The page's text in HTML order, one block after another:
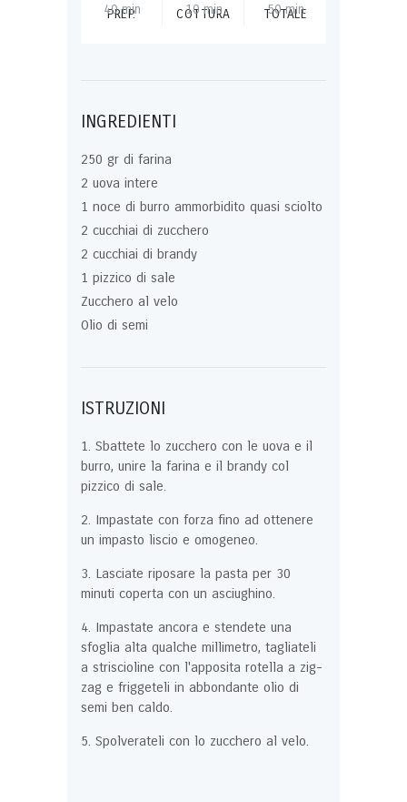
PREP.
40 min
COTTURA
10 min
TOTALE
50 min
INGREDIENTI
250 gr di farina
2 uova intere
1 noce di burro ammorbidito quasi sciolto
2 cucchiai di zucchero
2 cucchiai di brandy
1 pizzico di sale
Zucchero al velo
Olio di semi
ISTRUZIONI
Sbattete lo zucchero con le uova e il
burro, unire la farina e il brandy col
pizzico di sale.
Impastate con forza fino ad ottenere
un impasto liscio e omogeneo.
Lasciate riposare la pasta per 30
minuti coperta con un asciughino.
Impastate ancora e stendete una
sfoglia alta qualche millimetro, tagliateli
a striscioline con l'apposita rotella a zig-
zag e friggeteli in abbondante olio di
semi ben caldo.
Spolverateli con lo zucchero al velo.